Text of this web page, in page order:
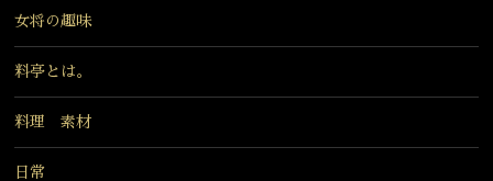
女将の趣味
料亭とは。
料理 素材
日常